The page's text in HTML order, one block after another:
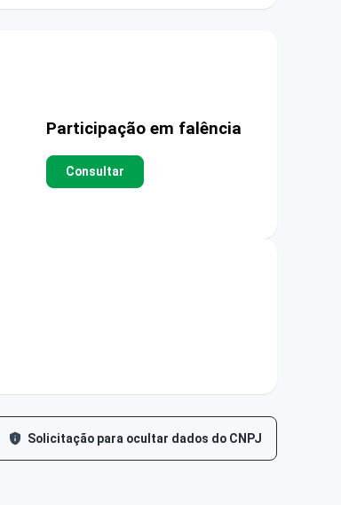
Participação em falência
Consultar
Solicitação para ocultar dados do CNPJ